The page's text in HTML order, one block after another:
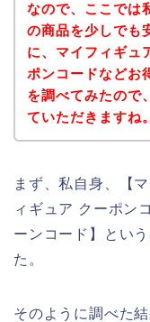
なので、ここでは
の商品を少しでも
に、マイフィギュ
ポンコードなどお
を調べてみたので
ていただきますね。
まず、私自身、【
ィギュア クーポン
ーンコード】とい
た。
そのように調べた